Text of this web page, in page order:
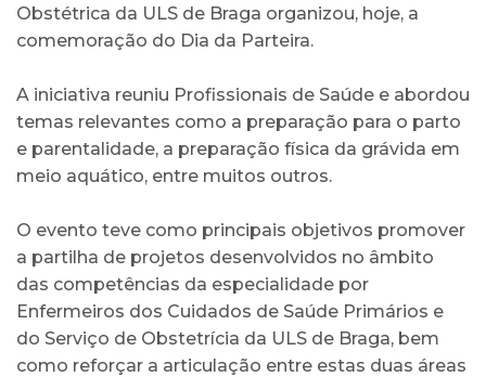
Obstétrica da ULS de Braga organizou, hoje, a
comemoração do Dia da Parteira.
A iniciativa reuniu Profissionais de Saúde e abordou
temas relevantes como a preparação para o parto
e parentalidade, a preparação física da grávida em
meio aquático, entre muitos outros.
O evento teve como principais objetivos promover
a partilha de projetos desenvolvidos no âmbito
das competências da especialidade por
Enfermeiros dos Cuidados de Saúde Primários e
do Serviço de Obstetrícia da ULS de Braga, bem
como reforçar a articulação entre estas duas áreas